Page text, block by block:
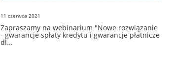
11 czerwca 2021
Zapraszamy na webinarium "Nowe rozwiązanie
- gwarancje spłaty kredytu i gwarancje płatnicze
dl...